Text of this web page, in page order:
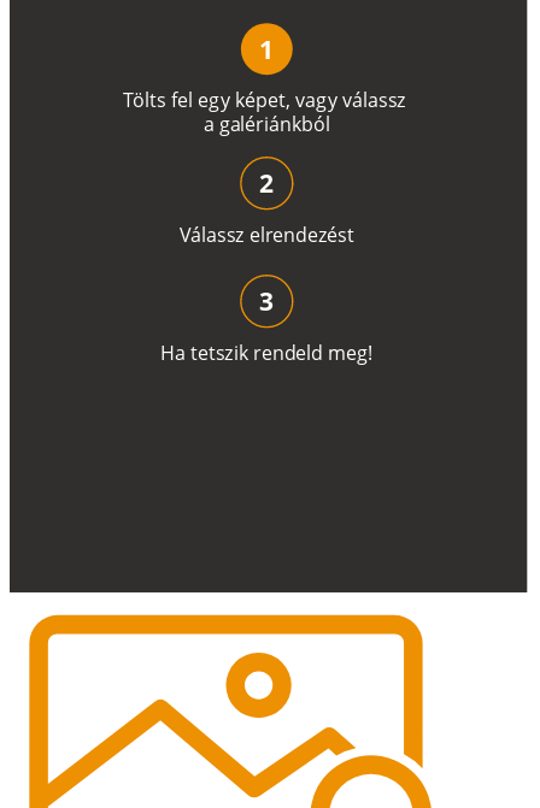
Tölts fel egy képet, vagyválassz
a galériánkból
1
Válassz elrendezést
2
Ha tetszik rendeld meg!
3